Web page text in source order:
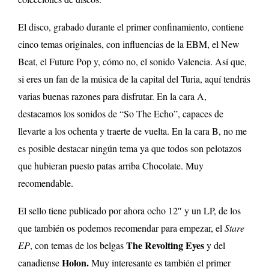
El disco, grabado durante el primer confinamiento, contiene
cinco temas originales, con influencias de la EBM, el New
Beat, el Future Pop y, cómo no, el sonido Valencia. Así que,
si eres un fan de la música de la capital del Turia, aquí tendrás
varias buenas razones para disfrutar. En la cara A,
destacamos los sonidos de “So The Echo”, capaces de
llevarte a los ochenta y traerte de vuelta. En la cara B, no me
es posible destacar ningún tema ya que todos son pelotazos
que hubieran puesto patas arriba Chocolate. Muy
recomendable.
El sello tiene publicado por ahora ocho 12″ y un LP, de los
que también os podemos recomendar para empezar, el Stare
EP, con temas de los belgasThe Revolting Eyesy del
canadienseHolon.Muy interesante es también el primer